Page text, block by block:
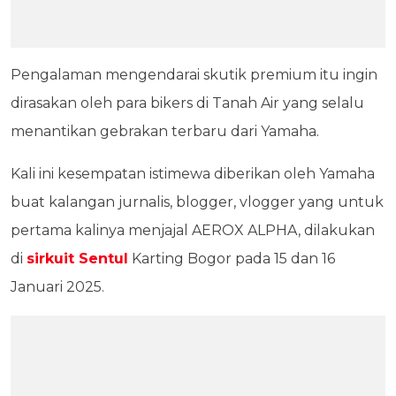
Pengalaman mengendarai skutik premium itu ingin
dirasakan oleh para bikers di Tanah Air yang selalu
menantikan gebrakan terbaru dari Yamaha.
Kali ini kesempatan istimewa diberikan oleh Yamaha
buat kalangan jurnalis, blogger, vlogger yang untuk
pertama kalinya menjajal AEROX ALPHA, dilakukan
di sirkuit Sentul Karting Bogor pada 15 dan 16
Januari 2025.